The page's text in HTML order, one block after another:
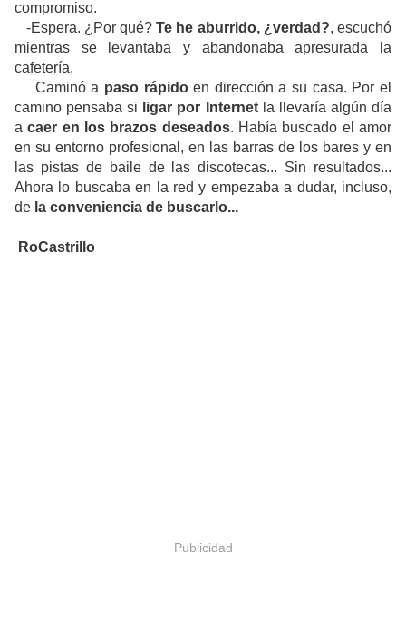
compromiso.
-Espera. ¿Por qué?Te he aburrido, ¿verdad?, escuchó
mientras se levantaba y abandonaba apresurada la
cafetería.
Caminó a paso rápidoen dirección a su casa. Por el
camino pensaba si
ligar por Internetla llevaría algún día
acaer en los brazos deseados. Había buscado el amor
en su entorno profesional, en las barras de los bares y en
las pistas de baile de las discotecas... Sin resultados...
Ahora lo buscaba en la red y empezaba a dudar, incluso,
de la conveniencia de buscarlo...
RoCastrillo
Publicidad